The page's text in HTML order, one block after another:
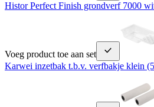
Histor Perfect Finish grondverf 7000
Voeg product toe aan set
Karwei inzetbak t.b.v. verfbakje klein